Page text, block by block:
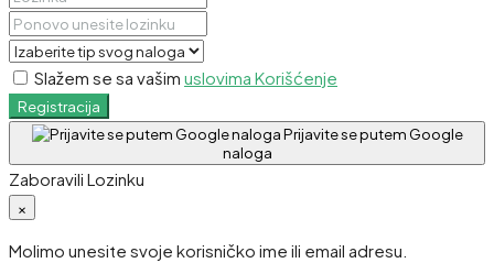
Slažem se sa vašim uslovima Korišćenje
Registracija
Prijavite se putem Google
naloga
Zaboravili Lozinku
×
Molimo unesite svoje korisničko ime ili email adresu.